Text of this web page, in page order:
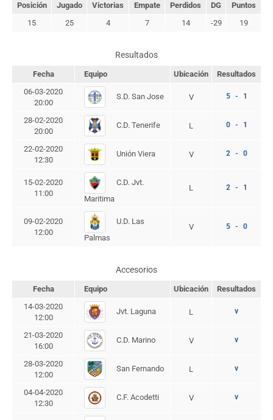
Posición Jugado Victorias Empate Perdidos DG
Puntos
15
25 4 7 14 -29 19
Resultados
Fecha Equipo Ubicación
Resultados
06-03-2020
20:00
S.D. San Jose V 5 - 1
28-02-2020
20:00
C.D. Tenerife L 0 - 1
22-02-2020
12:30
Unión Viera V 2 - 0
15-02-2020
11:00
C.D. Jvt.
Maritima
L 2 - 1
09-02-2020
12:00
U.D. Las
Palmas
V 5 - 0
Accesorios
Fecha Equipo Ubicación
Resultados
14-03-2020
12:00
Jvt. Laguna L v
21-03-2020
16:00
C.D. Marino V v
28-03-2020
12:00
San Fernando L v
04-04-2020
12:30
C.F. Acodetti V v